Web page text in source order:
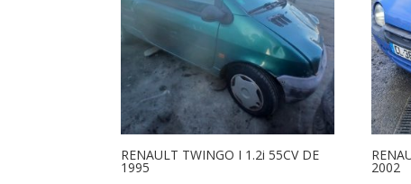
RENAULT TWINGO I 1.2i 55CV DE
1995 2002